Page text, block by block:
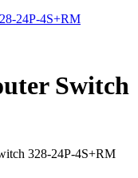
Switch
328-24P-4S+RM